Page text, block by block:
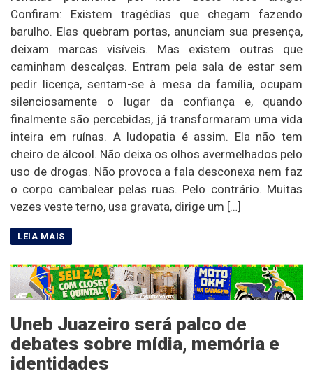
Confiram: Existem tragédias que chegam fazendo
barulho. Elas quebram portas, anunciam sua presença,
deixam marcas visíveis. Mas existem outras que
caminham descalças. Entram pela sala de estar sem
pedir licença, sentam-se à mesa da família, ocupam
silenciosamente o lugar da confiança e, quando
finalmente são percebidas, já transformaram uma vida
inteira em ruínas. A ludopatia é assim. Ela não tem
cheiro de álcool. Não deixa os olhos avermelhados pelo
uso de drogas. Não provoca a fala desconexa nem faz
o corpo cambalear pelas ruas. Pelo contrário. Muitas
vezes veste terno, usa gravata, dirige um […]
Uneb Juazeiro será palco de
debates sobre mídia, memória e
identidades